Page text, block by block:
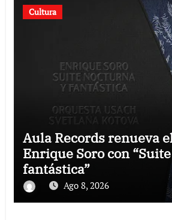
Cultura
Aula Records renueva
Enrique Soro con
fantástica”
Ago 8, 2026